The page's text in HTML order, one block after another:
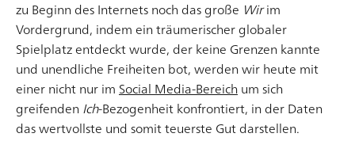
Smart Home – Der Weg in das Zuhause von morgen
In den letzten Jahren hat sich das Internet of Things
(zu Deutsch: Internet der Dinge) zu einer der
zu Beginn des Internets noch das große Wirim
Vordergrund, indem ein träumerischer globaler
Spielplatz entdeckt wurde, der keine Grenzen kannte
und unendliche Freiheiten bot, werden wir heute mit
einer nicht nur imSocial Media-Bereichum sich
greifendenIch-Bezogenheit konfrontiert, in der Daten
das wertvollste und somit teuerste Gut darstellen.